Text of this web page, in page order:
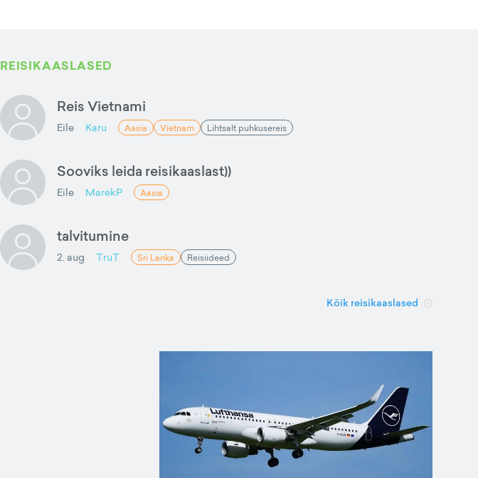
REISIKAASLASED
Reis Vietnami
Eile Karu Aasia Vietnam Lihtsalt puhkusereis
Sooviks leida reisikaaslast))
Eile MarekP Aasia
talvitumine
2. aug TruT Sri Lanka Reisiideed
Kõik reisikaaslased